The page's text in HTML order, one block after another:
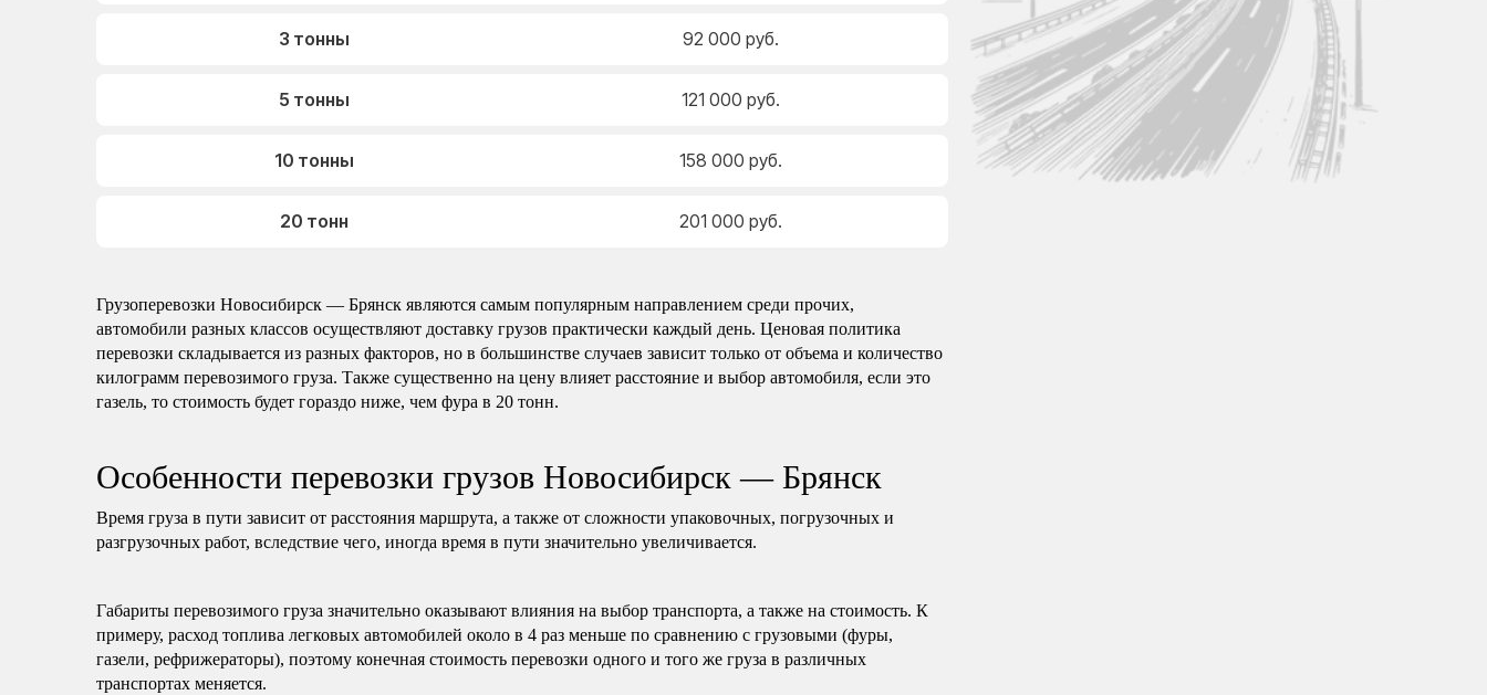
3 тонны 92 000 руб.
5 тонны 121 000 руб.
10 тонны 158 000 руб.
20 тонн 201 000 руб.
Грузоперевозки Новосибирск — Брянск являются самым популярным направлением среди прочих,
автомобили разных классов осуществляют доставку грузов практически каждый день. Ценовая политика
перевозки складывается из разных факторов, но в большинстве случаев зависит только от объема и количество
килограмм перевозимого груза. Также существенно на цену влияет расстояние и выбор автомобиля, если это
газель, то стоимость будет гораздо ниже, чем фура в 20 тонн.
Особенности перевозки грузов Новосибирск — Брянск
Время груза в пути зависит от расстояния маршрута, а также от сложности упаковочных, погрузочных и
разгрузочных работ, вследствие чего, иногда время в пути значительно увеличивается.
Габариты перевозимого груза значительно оказывают влияния на выбор транспорта, а также на стоимость. К
примеру, расход топлива легковых автомобилей около в 4 раз меньше по сравнению с грузовыми (фуры,
газели, рефрижераторы), поэтому конечная стоимость перевозки одного и того же груза в различных
транспортах меняется.